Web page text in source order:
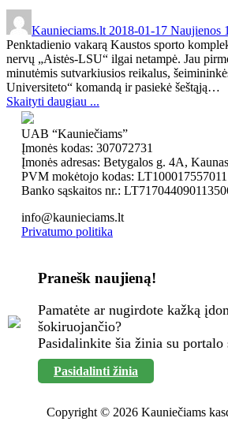
Kaunieciams.lt 2018-01-17 Naujienos
Penktadienio vakarą Kaustos sporto
nervų „Aistės-LSU“ ilgai netampė. Jau
minutėmis sutvarkiusios reikalus,
Universiteto“ komandą ir pasiekė šeštąją…
Skaityti daugiau ...
UAB “Kauniečiams”
Įmonės kodas: 307072731
Įmonės adresas: Betygalos g. 4A, Kaunas
PVM mokėtojo kodas: LT100017557011
Banko sąskaitos nr.:
info@kaunieciams.lt
Privatumo politika
Pranešk naujieną!
Pamatėte ar nugirdote kažką
šokiruojančio?
Pasidalinkite šia žinia su portalo
Pasidalinti žinia
Copyright © 2026 Kauniečiams